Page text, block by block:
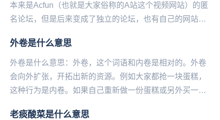
本来是Acfun（也就是大家俗称的A站这个视频网站）的匿
名论坛，但是后来变成了独立的论坛，也有自己的网站和
外卷是什么意思
外卷是什么意思：外卷，这个词语和内卷是相对的。外卷
会向外扩张，开拓出新的资源。例如大家都抢一块蛋糕，
这种行为是内卷。如果自己重新做一份蛋糕或另外买一
老痰酸菜是什么意思